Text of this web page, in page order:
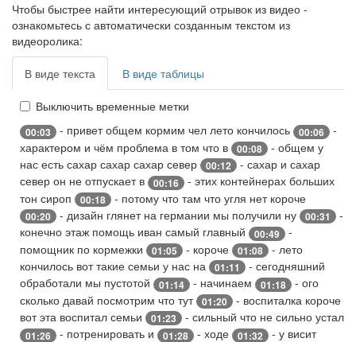
Чтобы быстрее найти интересующий отрывок из видео -
ознакомьтесь с автоматически созданным текстом из
видеоролика:
В виде текста В виде таблицы
Выключить временные метки
00:03 - привет общем кормим чел лето кончилось 00:06
-
характером и чём проблема в том что в
00:08
- общем у
нас есть сахар сахар сахар север
00:12
- сахар и сахар
север он не отпускает в
00:16
- этих контейнерах больших
тон сироп
00:18 - потому что там что угля нет короче
00:20 - дизайн глянет на германии мы получили ну 00:31
-
конечно этаж помощь иван самый главный
00:49
-
помощник по кормежки
01:05 - короче 01:08
- лето
кончилось вот такие семьи у нас на
01:11
- сегодняшний
обработали мы пустотой
01:14 - начинаем 01:18
- ого
сколько давай посмотрим что тут 01:20
- воспиталка короче
вот эта воспитал семьи
01:23 - сильный что не сильно устал
01:26 - потренировать и 01:28 - ходе 01:32
- у висит